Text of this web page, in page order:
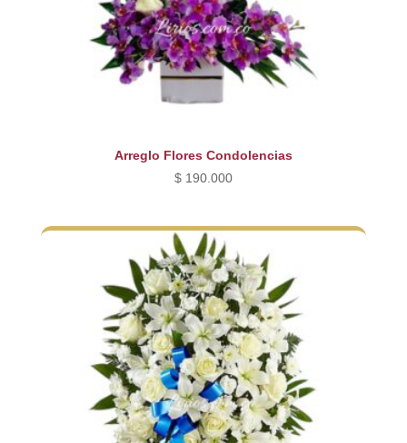
Arreglo Flores Condolencias
$190.000